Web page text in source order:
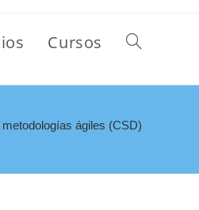
Cursos
ágiles (CSD)